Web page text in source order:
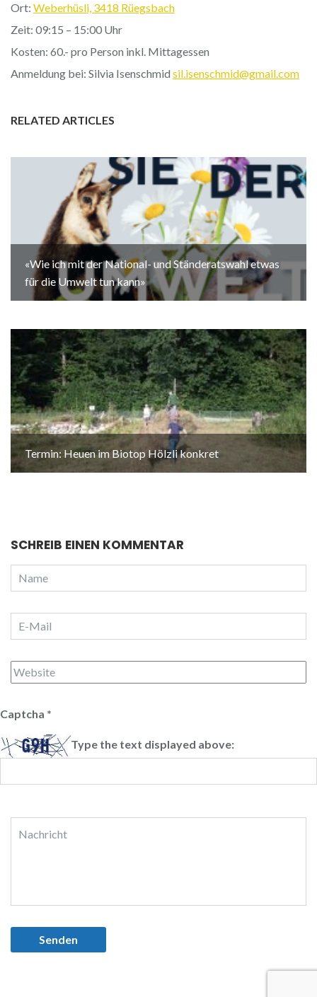
Ort: Weberhüsli, 3418 Rüegsbach
Zeit: 09:15 – 15:00 Uhr
Kosten: 60.- pro Person inkl. Mittagessen
Anmeldung bei: Silvia Isenschmid sil.isenschmid@gmail.com
RELATED ARTICLES
«Wie ich mit der National- und Ständeratswahl etwas
für die Umwelt tun kann»
Termin: Heuen im Biotop Hölzli konkret
SCHREIB EINEN KOMMENTAR
Captcha *
Type the text displayed above: